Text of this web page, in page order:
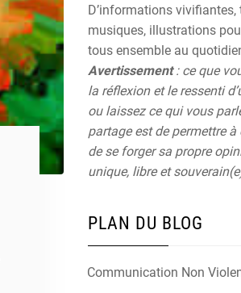
D’informations vivifiantes,
musiques, illustrations
tous ensemble au
Avertissement: ce que
la réflexion et le ressenti
ou laissez ce qui vous
partage est de permettre
de se forger sa propre
unique, libre et
PLAN DU BLOG
Communication Non